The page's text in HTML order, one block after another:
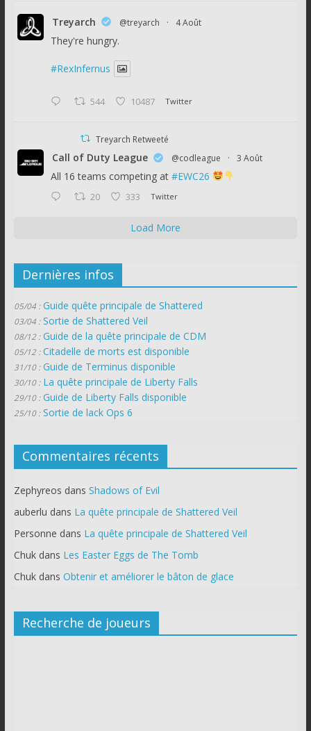
Treyarch @treyarch · 4 Août
They're hungry.
#RexInfernus
544 10487 Twitter
Treyarch Retweeté
Call of Duty League @codleague · 3 Août
All 16 teams competing at #EWC26
20 333 Twitter
Load More
Dernières infos
05/04 : Guide quête principale de Shattered
03/04 : Sortie de Shattered Veil
08/12 : Guide de la quête principale de CDM
05/12 : Citadelle de morts est disponible
31/10 : Guide de Terminus disponible
30/10 : La quête principale de Liberty Falls
29/10 : Guide de Liberty Falls disponible
25/10 : Sortie de lack Ops 6
Commentaires récents
Zephyreos dans Shadows of Evil
auberlu dans La quête principale de Shattered Veil
Personne dans La quête principale de Shattered Veil
Chukdans Les Easter Eggs de The Tomb
Chukdans Obtenir et améliorer le bâton de glace
Recherche de joueurs